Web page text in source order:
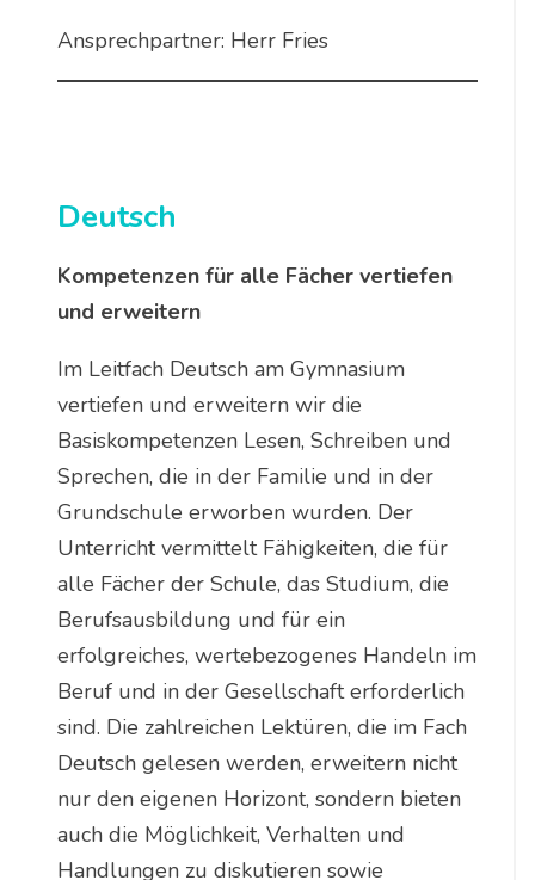
Ansprechpartner: Herr Fries
Deutsch
Kompetenzen für alle Fächer vertiefen
und erweitern
Im Leitfach Deutsch am Gymnasium
vertiefen und erweitern wir die
Basiskompetenzen Lesen, Schreiben und
Sprechen, die in der Familie und in der
Grundschule erworben wurden. Der
Unterricht vermittelt Fähigkeiten, die für
alle Fächer der Schule, das Studium, die
Berufsausbildung und für ein
erfolgreiches, wertebezogenes Handeln im
Beruf und in der Gesellschaft erforderlich
sind. Die zahlreichen Lektüren, die im Fach
Deutsch gelesen werden, erweitern nicht
nur den eigenen Horizont, sondern bieten
auch die Möglichkeit, Verhalten und
Handlungen zu diskutieren sowie